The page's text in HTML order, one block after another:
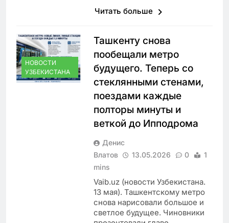
Читать больше
НОВОСТИ
УЗБЕКИСТАНА
Ташкенту снова
пообещали метро
будущего. Теперь со
стеклянными стенами,
поездами каждые
полторы минуты и
веткой до Ипподрома
Денис
Влатов
13.05.2026 0
1
mins
Vaib.uz (новости Узбекистана.
13 мая). Ташкентскому метро
снова нарисовали большое и
светлое будущее. Чиновники